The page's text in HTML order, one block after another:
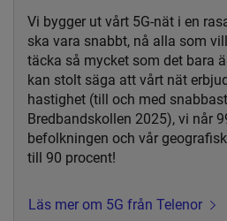
Vi bygger ut vårt 5G-nät i en
ska vara snabbt, nå alla som
täcka så mycket som det bara
kan stolt säga att vårt nät
hastighet (till och med
Bredbandskollen 2025), vi når
befolkningen och vår
till 90 procent!
Läs mer om 5G från Telenor